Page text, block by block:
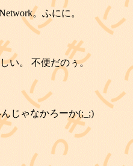
。ふにに。
い。 不便だのぅ。
じゃなかろーか(;_;)